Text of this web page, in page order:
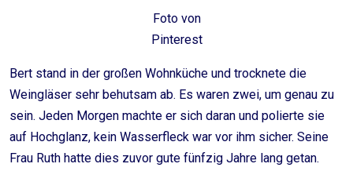
Foto von
Pinterest
Bert stand in der großen Wohnküche und trocknete die
Weingläser sehr behutsam ab. Es waren zwei, um genau zu
sein. Jeden Morgen machte er sich daran und polierte sie
auf Hochglanz, kein Wasserfleck war vor ihm sicher. Seine
Frau Ruth hatte dies zuvor gute fünfzig Jahre lang getan.